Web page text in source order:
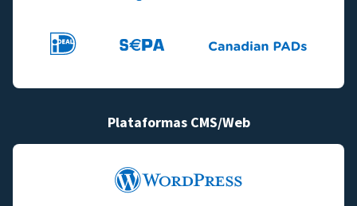
Plataformas CMS/Web